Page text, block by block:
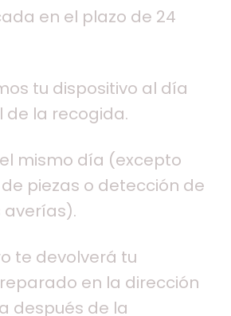
en el plazo de 24
tu dispositivo al día
de la recogida.
mismo día (excepto
piezas o detección de
te devolverá tu
en la dirección
después de la